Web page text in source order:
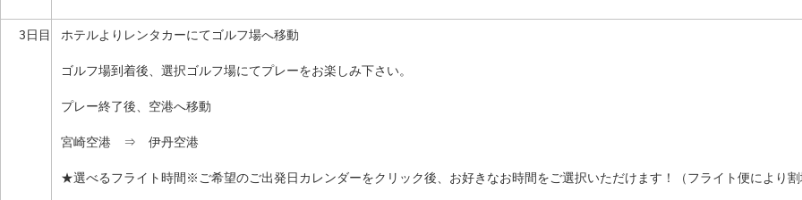
3日目 ホテルよりレンタカーにてゴルフ場へ移動
ゴルフ場到着後、選択ゴルフ場にてプレーをお楽しみ下さい。
プレー終了後、空港へ移動
宮崎空港 ⇒ 伊丹空港
★選べるフライト時間※ご希望のご出発日カレンダーをクリック後、お好きなお時間をご選択いただけます！（フライト便により